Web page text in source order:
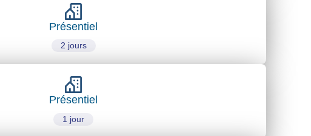
Présentiel
2 jours
Présentiel
1 jour